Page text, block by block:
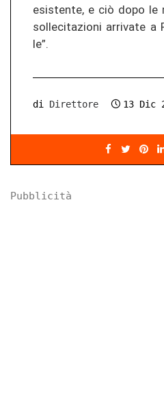
esis­ten­te, e ciò dopo le
sol­le­ci­ta­zio­ni ar­ri­va­te a
le”.
di Direttore 13 Dic
Pubblicità